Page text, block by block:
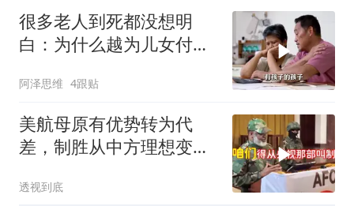
很多老人到死都没想明
白：为什么越为儿女付
阿泽思维 4跟贴
美航母原有优势转为代
差，制胜从中方理想变为
透视到底